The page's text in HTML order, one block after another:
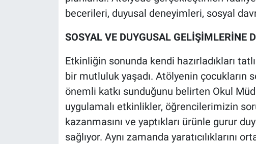
becerileri, duyusal deneyimleri, sosyal
SOSYAL VE DUYGUSAL GELİŞİMLERİNE
Etkinliğin sonunda kendi hazırladıkları
bir mutluluk yaşadı. Atölyenin çocukların
önemli katkı sunduğunu belirten Okul
uygulamalı etkinlikler, öğrencilerimizin
kazanmasını ve yaptıkları ürünle gurur
sağlıyor. Aynı zamanda yaratıcılıklarını